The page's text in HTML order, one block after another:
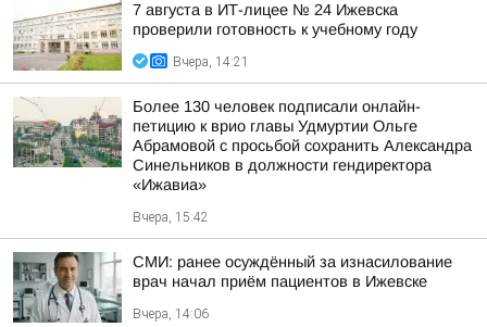
7 августа в ИТ-лицее № 24 Ижевска
проверили готовность к учебному году
Вчера, 14:21
Более 130 человек подписали онлайн-
петицию к врио главы Удмуртии Ольге
Абрамовой с просьбой сохранить Александра
Синельников в должности гендиректора
«Ижавиа»
Вчера, 15:42
СМИ: ранее осуждённый за изнасилование
врач начал приём пациентов в Ижевске
Вчера, 14:06